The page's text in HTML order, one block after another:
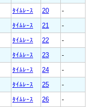
ﾀｲﾑﾚｰｽ 20
-
ﾀｲﾑﾚｰｽ 21
-
ﾀｲﾑﾚｰｽ 22
-
ﾀｲﾑﾚｰｽ 23
-
ﾀｲﾑﾚｰｽ 24
-
ﾀｲﾑﾚｰｽ 25
-
ﾀｲﾑﾚｰｽ 26 -